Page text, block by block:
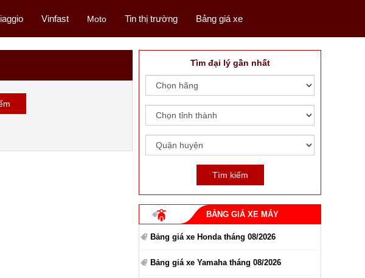
Vinfast Moto Tin thị trường Bảng giá xe
Tìm đại lý gần nhất
BẢNG GIÁ XE MÁY
Bảng giá xe Honda tháng 08/2026
Bảng giá xe Yamaha tháng 08/2026